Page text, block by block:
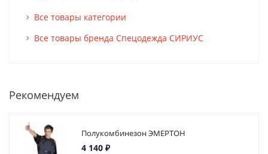
Все товары категории
Все товары бренда Спецодежда СИРИУС
Рекомендуем
Полукомбинезон ЭМЕРТОН
4 140 ₽